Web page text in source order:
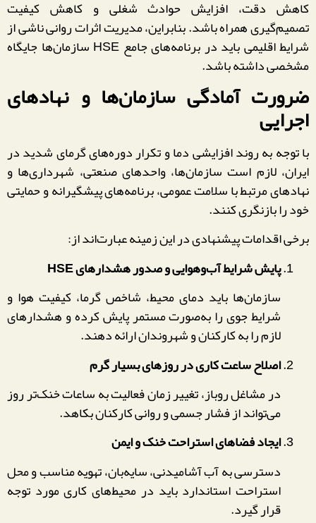
کاهش دقت، افزایش حوادث شغلی و کاهش کیفیت
تصمیم‌گیری همراه باشد. بنابراین، مدیریت اثرات روانی ناشی از
شرایط اقلیمی باید در برنامه‌های جامع HSE سازمان‌ها جایگاه
مشخصی داشته باشد.
ضرورت آمادگی سازمان‌ها و نهادهای
اجرایی
با توجه به روند افزایشی دما و تکرار دوره‌های گرمای شدید در
ایران، لازم است سازمان‌ها، واحدهای صنعتی، شهرداری‌ها و
نهادهای مرتبط با سلامت عمومی، برنامه‌های پیشگیرانه و حمایتی
خود را بازنگری کنند.
برخی اقدامات پیشنهادی در این زمینه عبارت‌اند از:
پایش شرایط آب‌وهوایی و صدور هشدارهای HSE
سازمان‌ها باید دمای محیط، شاخص گرما، کیفیت هوا و
شرایط جوی را به‌صورت مستمر پایش کرده و هشدارهای
لازم را به کارکنان و شهروندان ارائه دهند.
اصلاح ساعت کاری در روزهای بسیار گرم
در مشاغل روباز، تغییر زمان فعالیت به ساعات خنک‌تر روز
می‌تواند از فشار جسمی و روانی کارکنان بکاهد.
ایجاد فضاهای استراحت خنک و ایمن
دسترسی به آب آشامیدنی، سایه‌بان، تهویه مناسب و محل
استراحت استاندارد باید در محیط‌های کاری مورد توجه
قرار گیرد.